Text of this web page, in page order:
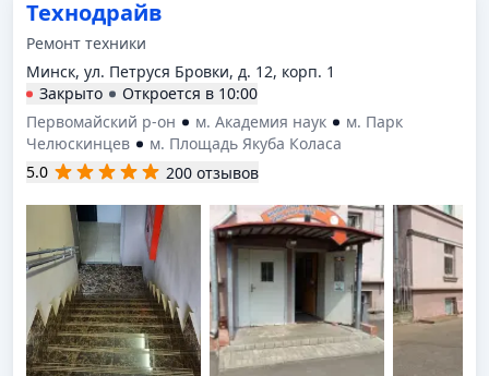
Технодрайв
Ремонт техники
Минск, ул. Петруся Бровки, д. 12, корп. 1
Закрыто
Откроется в 10:00
Первомайский р-он
м. Академия наук
м. Парк
Челюскинцев
м. Площадь Якуба Коласа
5.0
200 отзывов